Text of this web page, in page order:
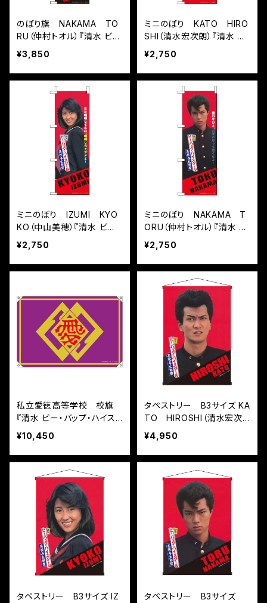
のぼり旗 NAKAMA TO
RU（仲村トオル）『清水 ビ
ー・バップ・ハイスクール 高
校与太郎祭』
¥3,850
ミニのぼり KATO HIRO
SHI（清水宏次朗）『清水 ビ
ー・バップ・ハイスクール 高
校与太郎祭』
¥2,750
ミニのぼり IZUMI KYO
KO（中山美穂）『清水 ビー・
バップ・ハイスクール 高校
与太郎祭』
¥2,750
ミニのぼり NAKAMA T
ORU（仲村トオル）『清水 ビ
ー・バップ・ハイスクール 高
校与太郎祭』
¥2,750
私立愛徳高等学校 校旗
『清水 ビー・バップ・ハイス
クール 高校与太郎祭』
¥10,450
タペストリー B3サイズ KA
TO HIROSHI（清水宏次
朗）『清水 ビー・バップ・ハイ
スクール 高校与太郎祭』
¥4,950
タペストリー B3サイズ IZ
タペストリー B3サイズ